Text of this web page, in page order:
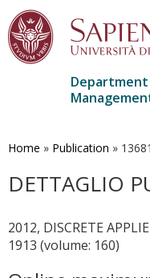
main
Home » Publication » 13681
DETTAGLIO
2012, DISCRETE
1913 (volume: 160)